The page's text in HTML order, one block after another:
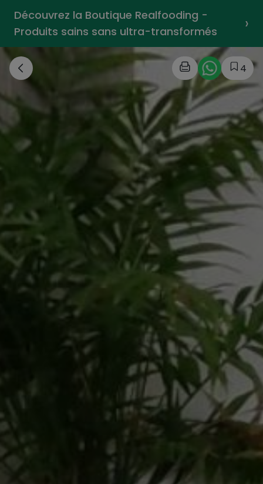
Découvrez la Boutique Realfooding -
Produits sains sans ultra-transformés
›
4